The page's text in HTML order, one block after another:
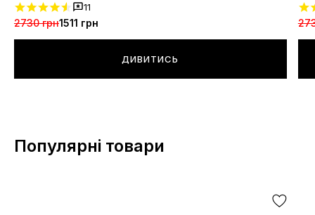
11
2730 грн1511 грн
ДИВИТИСЬ
Популярні товари